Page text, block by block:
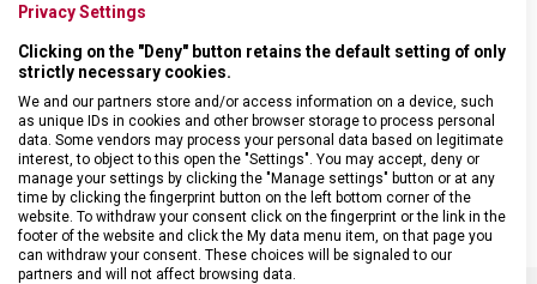
• univerzální kuchyňský nůž se zelenou rukojetí z polypropylenu a
rovnou čepelí dlouhou 10 cm
• univerzální kuchyňský nůž, vhodný zejména na zeleninu, se
zelenou rukojetí z polypropylenu a vlnkovanou čepelí dlouhou 8 cm
• příborový nůž, vhodný také na krájení rajčat, se zelenou rukojetí z
polypropylenu a vlnkovanou čepelí o délce 11 cm se zaoblenou
špičkou
Privacy Settings
Clicking on the "Deny" button retains the default setting of only
strictly necessary cookies.
We and our partners store and/or access information on a device, such
as unique IDs in cookies and other browser storage to process personal
data. Some vendors may process your personal data based on legitimate
interest, to object to this open the "Settings". You may accept, deny or
manage your settings by clicking the "Manage settings" button or at any
time by clicking the fingerprint button on the left bottom corner of the
website. To withdraw your consent click on the fingerprint or the link in the
footer of the website and click the My data menu item, on that page you
can withdraw your consent. These choices will be signaled to our
partners and will not affect browsing data.